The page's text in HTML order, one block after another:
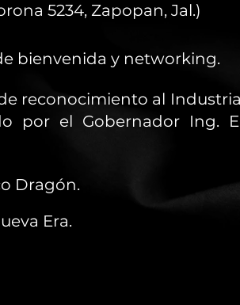
5234, Zapopan, Jal.)
bienvenida y networking.
reconocimiento al
por el Gobernador Ing.
Dragón.
Era.